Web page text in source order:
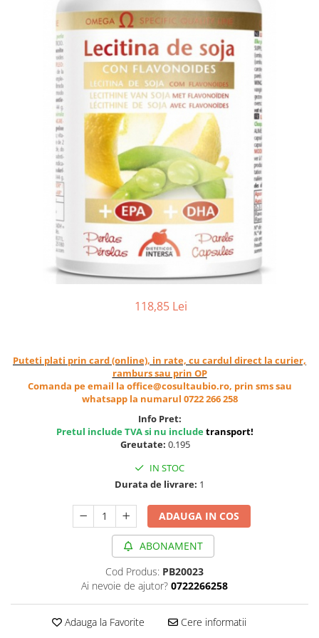
Ceaiuri diverse si accesorii
Vinuri, bere si alte bauturi
Siropuri naturale
Energizante
Carbogazoase
Siropuri Bio
Cacao si inlocuitori
Seminte bio pentru germinat
Seminte din plante oleaginoase
Superalimente bio
Fructe si legume Bio
Lactate
Bauturi vegetale
Orez, Faina si Premixuri
Produse din carne
Conserve, Pateuri, creme
Leguminoase si seminte
Fermenti si gelifianti
Sare si inlocuitori
118,85 Lei
Puteti plati prin card (online), in rate, cu cardul direct la curier,
ramburs sau prin OP
Comanda pe email la office@cosultaubio.ro, prin sms sau
whatsapp la numarul 0722 266 258
Info Pret:
Pretul include TVA si nu includetransport!
Greutate: 0.195
IN STOC
Durata de livrare: 1
ADAUGA IN COS
ABONAMENT
Cod Produs: PB20023
Ai nevoie de ajutor? 0722266258
Adauga la Favorite Cere informatii